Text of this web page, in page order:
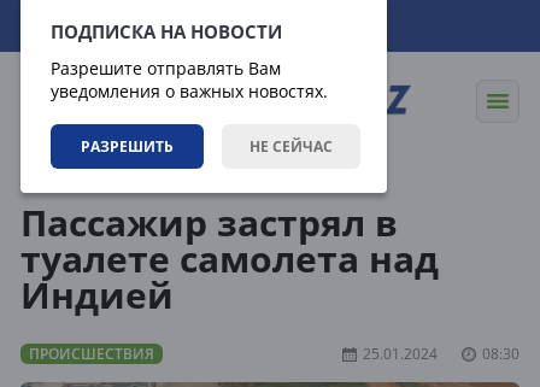
ПОДПИСКА НА НОВОСТИ
Разрешите отправлять Вам
уведомления о важных новостях.
РАЗРЕШИТЬ НЕ СЕЙЧАС
06.08.2026 22:16:29
Пассажир застрял в
туалете самолета над
Индией
ПРОИСШЕСТВИЯ 25.01.2024 08:30